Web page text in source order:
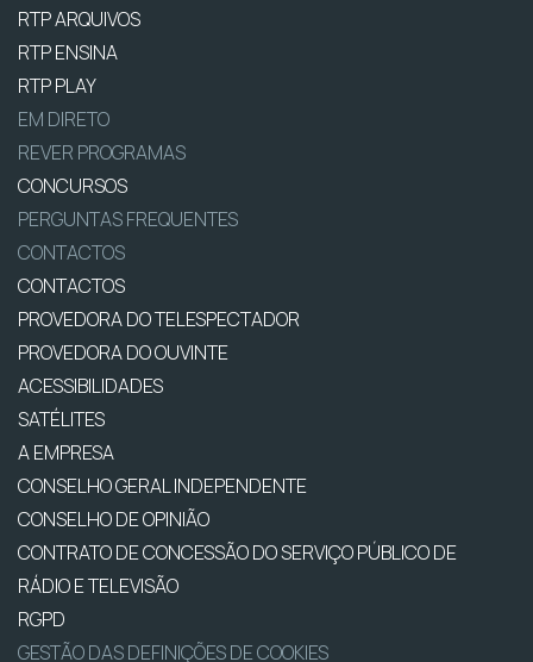
RTP ARQUIVOS
RTP ENSINA
RTP PLAY
EM DIRETO
REVER PROGRAMAS
CONCURSOS
PERGUNTAS FREQUENTES
CONTACTOS
CONTACTOS
PROVEDORA DO TELESPECTADOR
PROVEDORA DO OUVINTE
ACESSIBILIDADES
SATÉLITES
A EMPRESA
CONSELHO GERAL INDEPENDENTE
CONSELHO DE OPINIÃO
CONTRATO DE CONCESSÃO DO SERVIÇO PÚBLICO DE
RÁDIO E TELEVISÃO
RGPD
GESTÃO DAS DEFINIÇÕES DE COOKIES